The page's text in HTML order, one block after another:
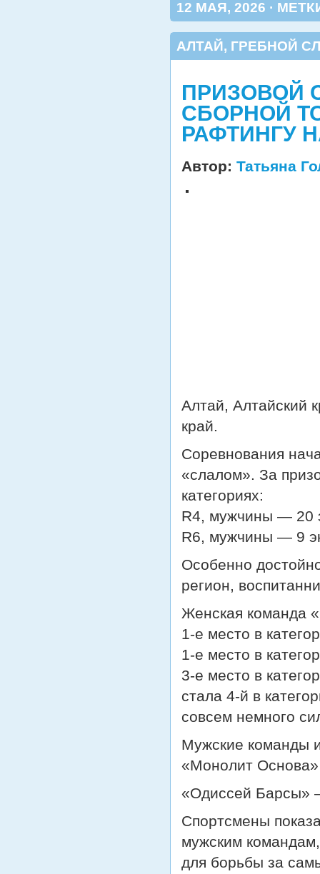
12 МАЯ, 2026 ·
АЛТАЙ, ГРЕБНОЙ
ПРИЗОВОЙ
СБОРНОЙ
РАФТИНГУ
Автор: Татьяна
Алтай, Алтайский
край.
Соревнования
«слалом». За
категориях:
R4, мужчины — 20
R6, мужчины — 9
Особенно
регион,
Женская команда
1‑е место в
1‑е место в
3‑е место в
стала 4‑й в
совсем немного
Мужские команды
«Монолит Основа»
«Одиссей Барсы»
Спортсмены
мужским
для борьбы за